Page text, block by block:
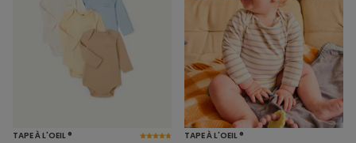
TAPE À L'OEIL ® TAPE À L'OEIL ®